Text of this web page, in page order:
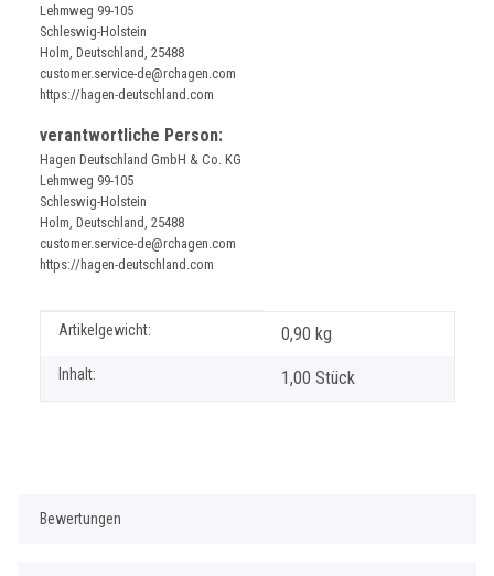
Lehmweg 99-105
Schleswig-Holstein
Holm, Deutschland, 25488
customer.service-de@rchagen.com
https://hagen-deutschland.com
verantwortliche Person:
Hagen Deutschland GmbH & Co. KG
Lehmweg 99-105
Schleswig-Holstein
Holm, Deutschland, 25488
customer.service-de@rchagen.com
https://hagen-deutschland.com
Produkteigenschaft
Wert
Artikelgewicht: 0,90 kg
Inhalt: 1,00 Stück
Bewertungen